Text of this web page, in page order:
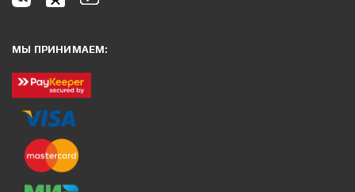
МЫ ПРИНИМАЕМ: